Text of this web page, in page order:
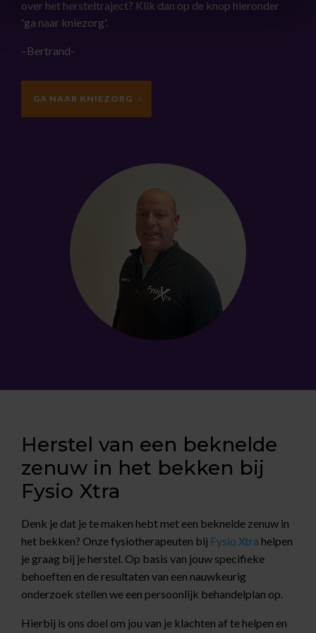
over het hersteltraject? Klik dan op de knop hieronder
'ga naar kniezorg'.
–Bertrand-
GA NAAR KNIEZORG
Herstel van een beknelde
zenuw in het bekken bij
Fysio Xtra
Denk je dat je te maken hebt met een beknelde zenuw in
het bekken? Onze fysiotherapeuten bij Fysio Xtra helpen
je graag bij je herstel. Op basis van jouw specifieke
behoeften en de resultaten van een nauwkeurig
onderzoek stellen we een persoonlijk behandelplan op.
Hierbij is ons doel om jou van je klachten af te helpen en